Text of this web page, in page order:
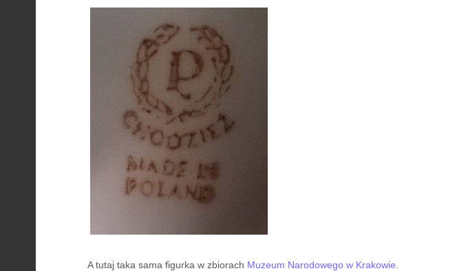
A tutaj taka sama figurka w zbiorach Muzeum Narodowego w Krakowie